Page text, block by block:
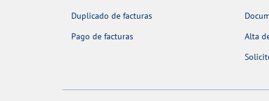
Duplicado de facturas
Pago de facturas
Alta